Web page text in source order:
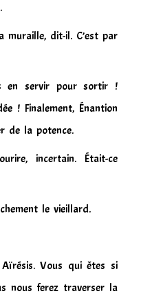
dit-il. C’est par
en servir pour sortir !
! Finalement, Énantion
de la potence.
incertain. Était-ce
le vieillard.
Vous qui êtes si
nous ferez traverser la